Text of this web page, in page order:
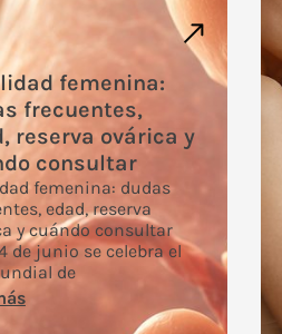
femenina:
frecuentes,
reserva ovárica y
consultar
femenina: dudas
edad, reserva
y cuándo consultar
de junio se celebra el
de